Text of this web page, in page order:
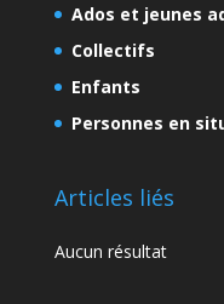
Ados et jeunes
Collectifs
Enfants
Personnes en
Articles liés
Aucun résultat